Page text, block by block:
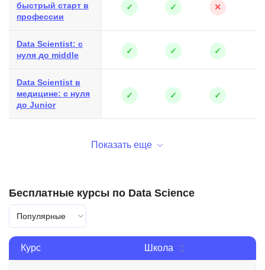
быстрый старт в
профессии
✓ ✓ ✕
Data Scientist: с
нуля до middle
✓ ✓ ✓
Data Scientist в
медицине: с нуля
до Junior
✓ ✓ ✓
Показать еще
Бесплатные курсы по Data Science
Популярные
Курс Школа